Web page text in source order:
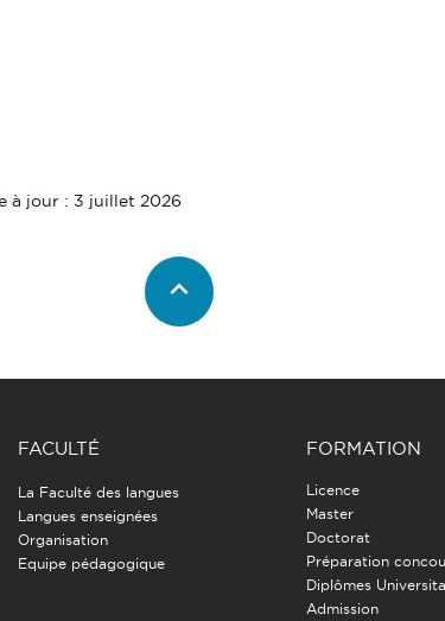
à jour : 3 juillet 2026
FACULTÉ
La Faculté des langues
Langues enseignées
Organisation
Equipe pédagogique
FORMATION
Licence
Master
Doctorat
Préparation
Diplômes
Admission